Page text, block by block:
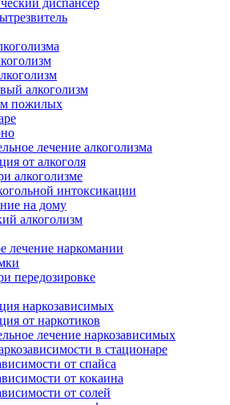
диспансер
алкоголизм
пожилых
лечение алкоголизма
от алкоголя
алкоголизме
интоксикации
на дому
алкоголизм
лечение наркомании
передозировке
наркозависимых
от наркотиков
лечение наркозависимых
в стационаре
от спайса
от кокаина
от солей